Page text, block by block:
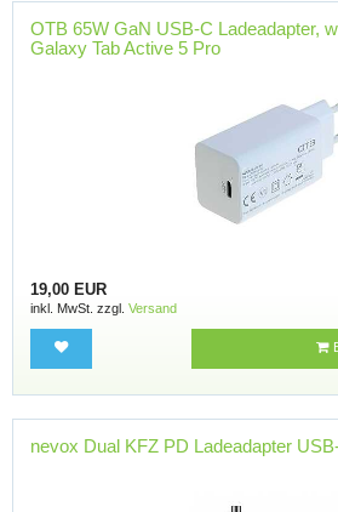
OTB 65W GaN USB-C Ladeadapter,
Galaxy Tab Active 5 Pro
19,00 EUR
inkl. MwSt. zzgl. Versand
nevox Dual KFZ PD Ladeadapter